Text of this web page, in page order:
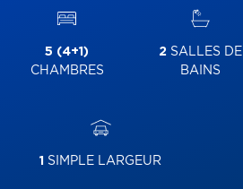
5 (4+1)
CHAMBRES
2 SALLES DE
BAINS
1 SIMPLE LARGEUR